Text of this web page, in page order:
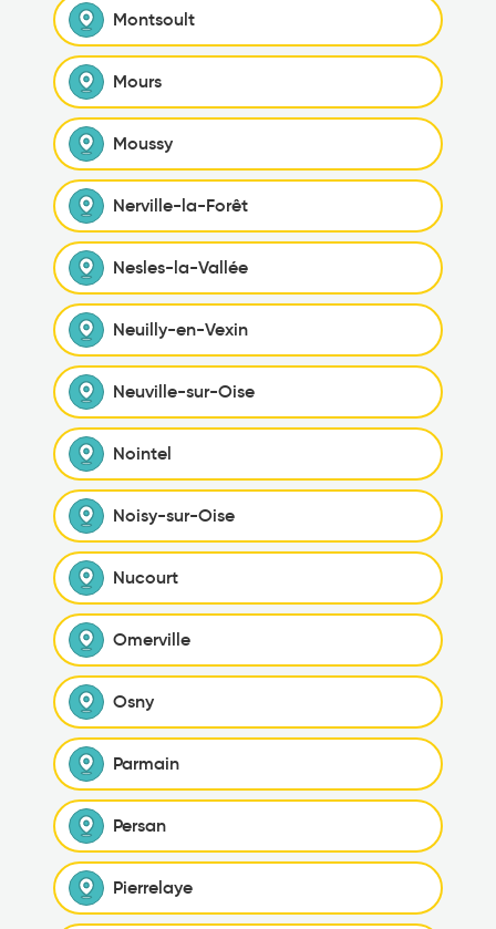
Montsoult
Mours
Moussy
Nerville-la-Forêt
Nesles-la-Vallée
Neuilly-en-Vexin
Neuville-sur-Oise
Nointel
Noisy-sur-Oise
Nucourt
Omerville
Osny
Parmain
Persan
Pierrelaye